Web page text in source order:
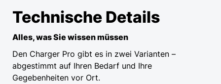
Technische Details
Alles, was Sie wissen müssen
Den Charger Pro gibt es in zwei Varianten –
abgestimmt auf Ihren Bedarf und Ihre
Gegebenheiten vor Ort.